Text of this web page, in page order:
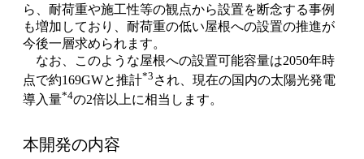
ら、耐荷重や施工性等の観点から設置を断念する事例
も増加しており、耐荷重の低い屋根への設置の推進が
今後一層求められます。
なお、このような屋根への設置可能容量は2050年時
点で約169GWと推計*3 され、現在の国内の太陽光発電
導入量*4の2倍以上に相当します。
本開発の内容